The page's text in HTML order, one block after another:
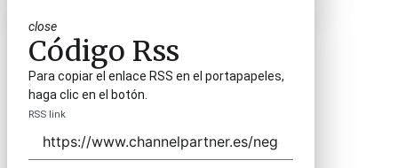
close
Código Rss
Para copiar el enlace RSS en el portapapeles,
haga clic en el botón.
RSS link